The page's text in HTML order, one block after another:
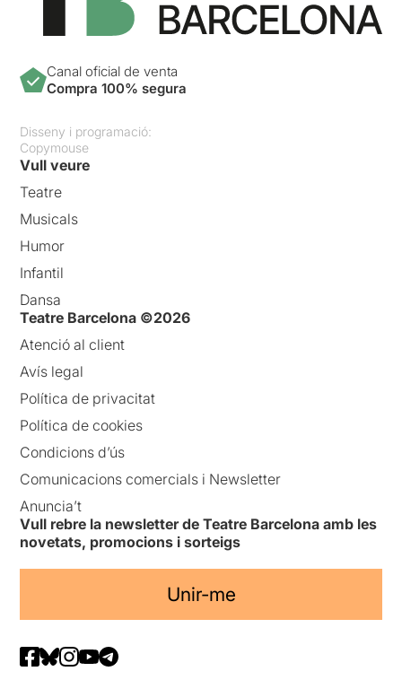
Canal oficial de venta
Compra 100% segura
Disseny i programació:
Copymouse
Vull veure
Teatre
Musicals
Humor
Infantil
Dansa
Teatre Barcelona ©2026
Atenció al client
Avís legal
Política de privacitat
Política de cookies
Condicions d’ús
Comunicacions comercials i Newsletter
Anuncia’t
Vull rebre la newsletter de Teatre Barcelona amb les
novetats, promocions i sorteigs
Unir-me